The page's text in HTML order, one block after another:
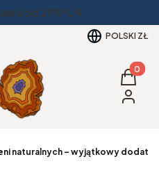
od 299PLN
POLSKI ZŁ
Koszyk
naturalnych – wyjątkowy